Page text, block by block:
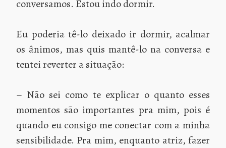
conversamos. Estou indo dormir.
Eu poderia tê-lo deixado ir dormir, acalmar
os ânimos, mas quis mantê-lo na conversa e
tentei reverter a situação:
– Não sei como te explicar o quanto esses
momentos são importantes pra mim, pois é
quando eu consigo me conectar com a minha
sensibilidade. Pra mim, enquanto atriz, fazer